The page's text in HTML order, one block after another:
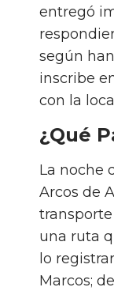
entregó
según
inscribe
con la
¿Qué
La noche
Arcos de
una ruta
lo
Marcos;